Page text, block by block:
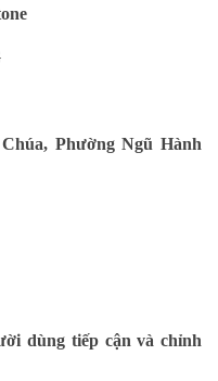
Phường Ngũ Hành
dùng tiếp cận và chỉnh